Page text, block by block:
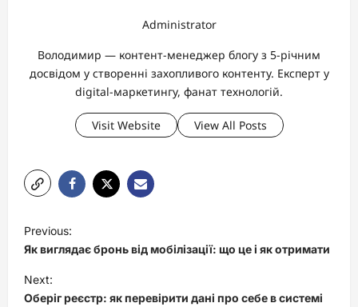
Administrator
Володимир — контент-менеджер блогу з 5-річним
досвідом у створенні захопливого контенту. Експерт у
digital-маркетингу, фанат технологій.
Visit Website View All Posts
P
o
s
t
Previous:
Як виглядає бронь від мобілізації: що це і як отримати
Next:
Оберіг реєстр: як перевірити дані про себе в системі